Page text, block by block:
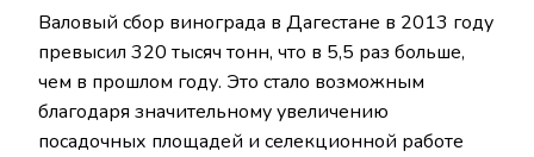
Валовый сбор винограда в Дагестане в 2013 году
превысил 320 тысяч тонн, что в 5,5 раз больше,
чем в прошлом году. Это стало возможным
благодаря значительному увеличению
посадочных площадей и селекционной работе